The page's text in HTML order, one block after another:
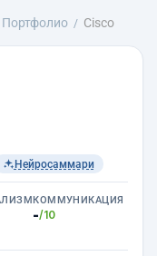
Портфолио Cisco
Нейросаммари
КОММУНИКАЦИЯ
-/10